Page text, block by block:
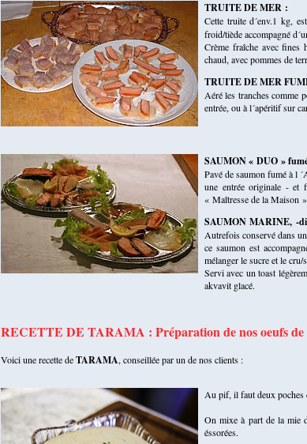
TRUITE DE MER :
Cette truite d´env.1 kg,
froid/tiède accompagné
Crème fraîche avec fines
chaud, avec pommes de
TRUITE DE MER
Aéré les tranches comme
entrée, ou à l´apéritif sur
SAUMON « DUO »
Pavé de saumon fumé à l
une entrée originale - et
« Maîtresse de la Maison
SAUMON MARINE, -
Autrefois conservé dans
ce saumon est
mélanger le sucre et le cru/
Servi avec un toast
akvavit glacé.
RECETTE DE TARAMA : Préparation de nos oeufs
Voici une recette deTARAMA, conseillée par un de nos clients :
Au pif, il faut deux poches
On mixe à part de la mie
éssorées.